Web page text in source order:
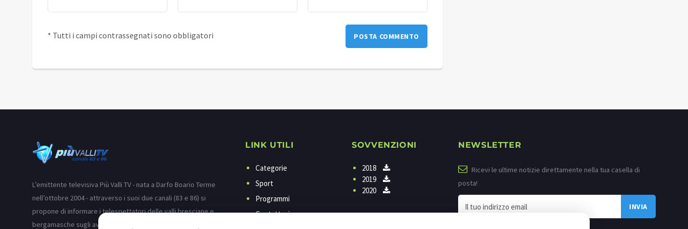
* Tutti i campi contrassegnati sono obbligatori
L’emittente televisiva Più Valli TV - nata a Darfo Boario Terme
nell’ottobre 2004 - attraverso i suoi due canali (83 e 86) si
propone di informare i telespettatori delle valli bresciane e
bergamasche sugli avvenimenti, la cronaca, la politica, gli eventi
LINK UTILI
Categorie
Sport
Programmi
Contattaci
SOVVENZIONI
2018
2019
2020
NEWSLETTER
Ricevi le ultime notizie direttamente nella tua casella di
posta!